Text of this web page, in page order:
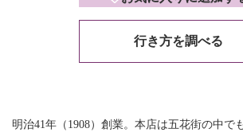
行き方を調べる
明治41年（1908）創業。本店は五花街の中で